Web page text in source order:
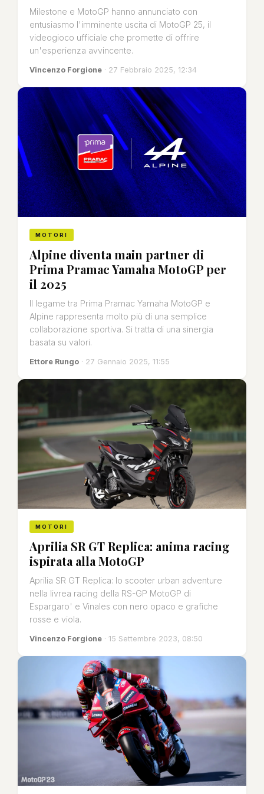
Milestone e MotoGP hanno annunciato con
entusiasmo l'imminente uscita di MotoGP 25, il
videogioco ufficiale che promette di offrire
un'esperienza avvincente.
Vincenzo Forgione · 27 Febbraio 2025, 12:34
MOTORI
Alpine diventa main partner di
Prima Pramac Yamaha MotoGP per
il 2025
Il legame tra Prima Pramac Yamaha MotoGP e
Alpine rappresenta molto più di una semplice
collaborazione sportiva. Si tratta di una sinergia
basata su valori.
Ettore Rungo · 27 Gennaio 2025, 11:55
MOTORI
Aprilia SR GT Replica: anima racing
ispirata alla MotoGP
Aprilia SR GT Replica: lo scooter urban adventure
nella livrea racing della RS-GP MotoGP di
Espargaro' e Vinales con nero opaco e grafiche
rosse e viola.
Vincenzo Forgione · 15 Settembre 2023, 08:50